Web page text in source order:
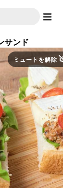
サンド
ミュートを解除